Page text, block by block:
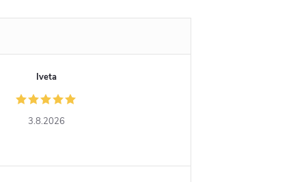
Iveta
3.8.2026